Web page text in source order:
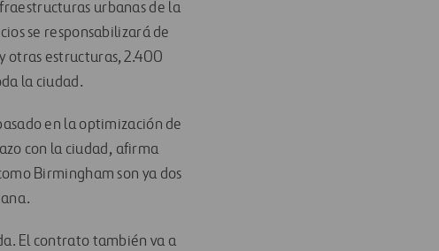
urbanas de la
se responsabilizará de
otras estructuras, 2.400
la ciudad.
en la optimización de
con la ciudad, afirma
Birmingham son ya dos
El contrato también va a